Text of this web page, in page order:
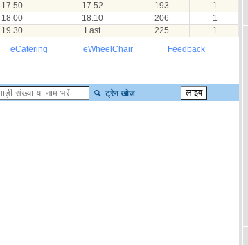
17.50 17.52 193
1
18.00 18.10 206
1
19.30 Last 225
1
eCatering eWheelChair Feedback
ट्रेन खोज